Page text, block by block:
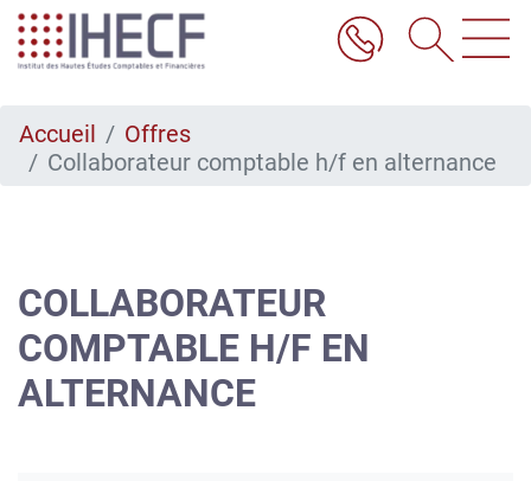
Aller
au
contenu
Accueil
Offres
Collaborateur comptable h/f en alternance
COLLABORATEUR
COMPTABLE H/F EN
ALTERNANCE